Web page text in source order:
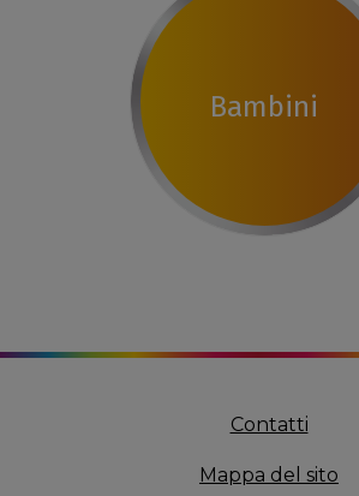
Bambini
Contatti
Mappa del sito